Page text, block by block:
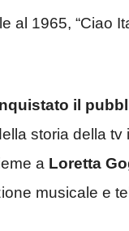
al 1965, “Ciao
il
storia della
a Loretta
musicale e